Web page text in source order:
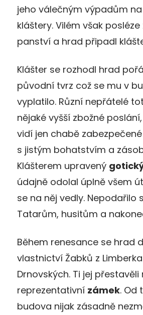
jeho válečným výpadům
kláštery. Vilém však posléze
panství a hrad připadl
Klášter se rozhodl hrad
původní tvrz což se mu v
vyplatilo. Různí nepřátelé
nějaké vyšší zbožné
vidí jen chabě
s jistým bohatstvím a
Klášterem upravený
údajně odolal úplně všem
se na něj vedly. Nepodařilo
Tatarům, husitům a
Během renesance se hrad
vlastnictví Žabků z
Drnovských. Ti jej přestavěli
reprezentativní zámek. Od
budova nijak zásadně